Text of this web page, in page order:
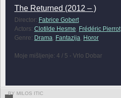
The Returned (2012 – )
Director: Fabrice Gobert
Actors: Clotilde Hesme Frédéric Pierrot
Genre: Drama Fantazija Horor
Moje mišljenje: 4 / 5 - Vrlo Dobar
BY MILOS ITIC